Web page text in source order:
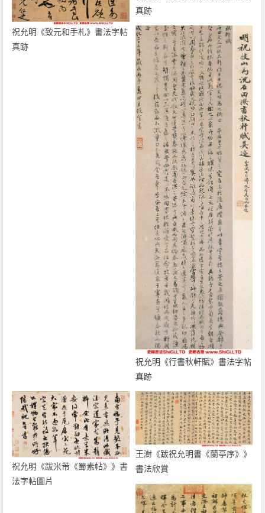
祝允明《致元和手札》書法字帖
真跡
真跡
祝允明《行書秋軒賦》書法字帖
真跡
祝允明《跋米芾《蜀素帖》》書
法字帖圖片
王澍《跋祝允明書《蘭亭序》》
書法欣賞